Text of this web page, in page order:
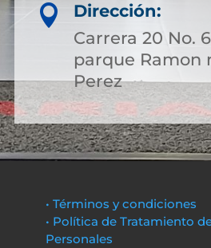

Dirección:
Carrera 20 No.
parque Ramon
Perez
• Términos y condiciones
• Política de Tratamiento
Personales